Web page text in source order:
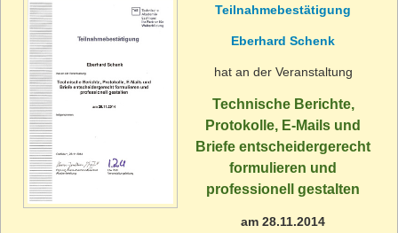
Teilnahmebestätigung
Eberhard Schenk
hat an der Veranstaltung
Technische Berichte,
Protokolle, E-Mails und
Briefe entscheidergerecht
formulieren und
professionell gestalten
am 28.11.2014